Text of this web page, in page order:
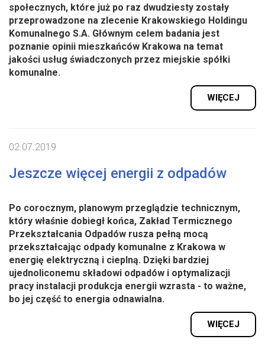
społecznych, które już po raz dwudziesty zostały
przeprowadzone na zlecenie Krakowskiego Holdingu
Komunalnego S.A. Głównym celem badania jest
poznanie opinii mieszkańców Krakowa na temat
jakości usług świadczonych przez miejskie spółki
komunalne.
WIĘCEJ
02.07.2019
Jeszcze więcej energii z odpadów
Po corocznym, planowym przeglądzie technicznym,
który właśnie dobiegł końca, Zakład Termicznego
Przekształcania Odpadów rusza pełną mocą
przekształcając odpady komunalne z Krakowa w
energię elektryczną i cieplną. Dzięki bardziej
ujednoliconemu składowi odpadów i optymalizacji
pracy instalacji produkcja energii wzrasta - to ważne,
bo jej część to energia odnawialna.
WIĘCEJ